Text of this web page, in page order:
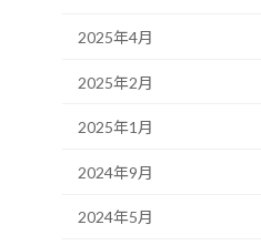
2025年4月
2025年2月
2025年1月
2024年9月
2024年5月